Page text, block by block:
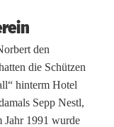
den
die Schützen
hinterm Hotel
Sepp Nestl,
Jahr 1991 wurde